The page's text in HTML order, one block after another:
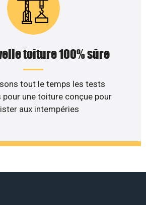
toiture 100% sûre
tout le temps les tests
pour une toiture conçue pour
aux intempéries